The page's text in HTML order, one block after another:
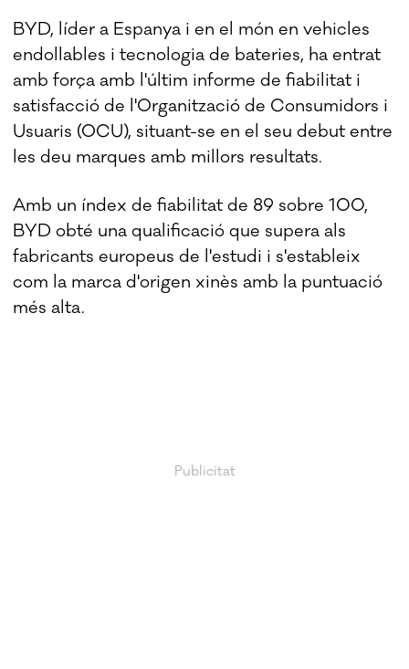
BYD, líder a Espanya i en el món en vehicles
endollables i tecnologia de bateries, ha entrat
amb força amb l'últim informe de fiabilitat i
satisfacció de l'Organització de Consumidors i
Usuaris (OCU), situant-se en el seu debut entre
les deu marques amb millors resultats.
Amb un índex de fiabilitat de 89 sobre 100,
BYD obté una qualificació que supera als
fabricants europeus de l'estudi i s'estableix
com la marca d'origen xinès amb la puntuació
més alta.